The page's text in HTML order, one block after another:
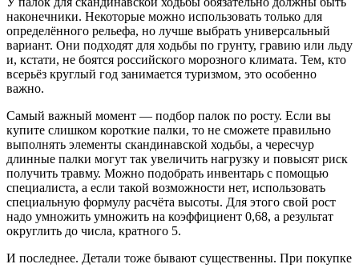
наконечники. Некоторые можно использовать только для
определённого рельефа, но лучше выбрать универсальный
вариант. Они подходят для ходьбы по грунту, гравию или льду
и, кстати, не боятся российского морозного климата. Тем, кто
всерьёз круглый год занимается туризмом, это особенно
важно.
Самый важный момент — подбор палок по росту. Если вы
купите слишком короткие палки, то не сможете правильно
выполнять элементы скандинавской ходьбы, а чересчур
длинные палки могут так увеличить нагрузку и повысят риск
получить травму. Можно подобрать инвентарь с помощью
специалиста, а если такой возможности нет, использовать
специальную формулу расчёта высоты. Для этого свой рост
надо умножить умножить на коэффициент 0,68, а результат
округлить до числа, кратного 5.
И последнее. Детали тоже бывают существенны. При покупке